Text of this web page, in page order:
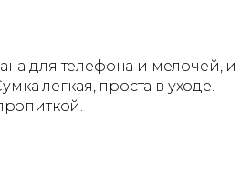
для телефона и мелочей, и
легкая, проста в уходе.